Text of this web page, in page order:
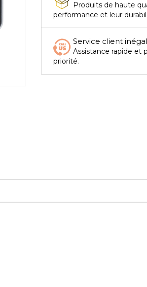
Produits de haute
performance et leur
Service client
Assistance rapide et
priorité.